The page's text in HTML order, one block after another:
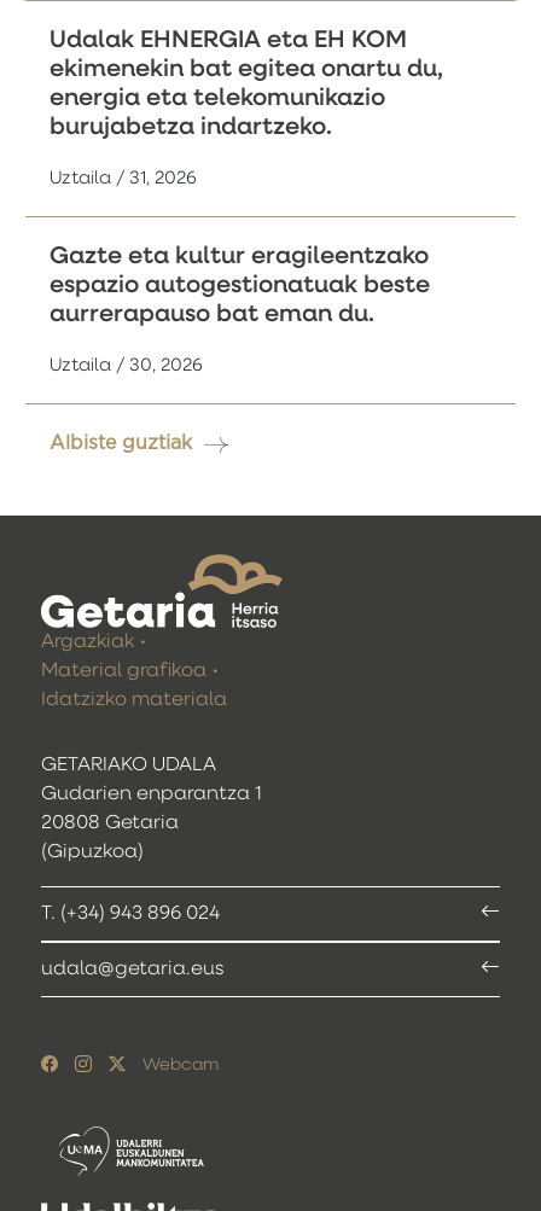
Udalak EHNERGIA eta EH KOM
ekimenekin bat egitea onartu du,
energia eta telekomunikazio
burujabetza indartzeko.
Uztaila / 31, 2026
Gazte eta kultur eragileentzako
espazio autogestionatuak beste
aurrerapauso bat eman du.
Uztaila / 30, 2026
Albiste guztiak
GETARIAKO UDALA
Gudarien enparantza 1
20808 Getaria
(Gipuzkoa)
T. (+34) 943 896 024
udala@getaria.eus
Argazkiak
Material grafikoa
Idatzizko materiala
Webcam